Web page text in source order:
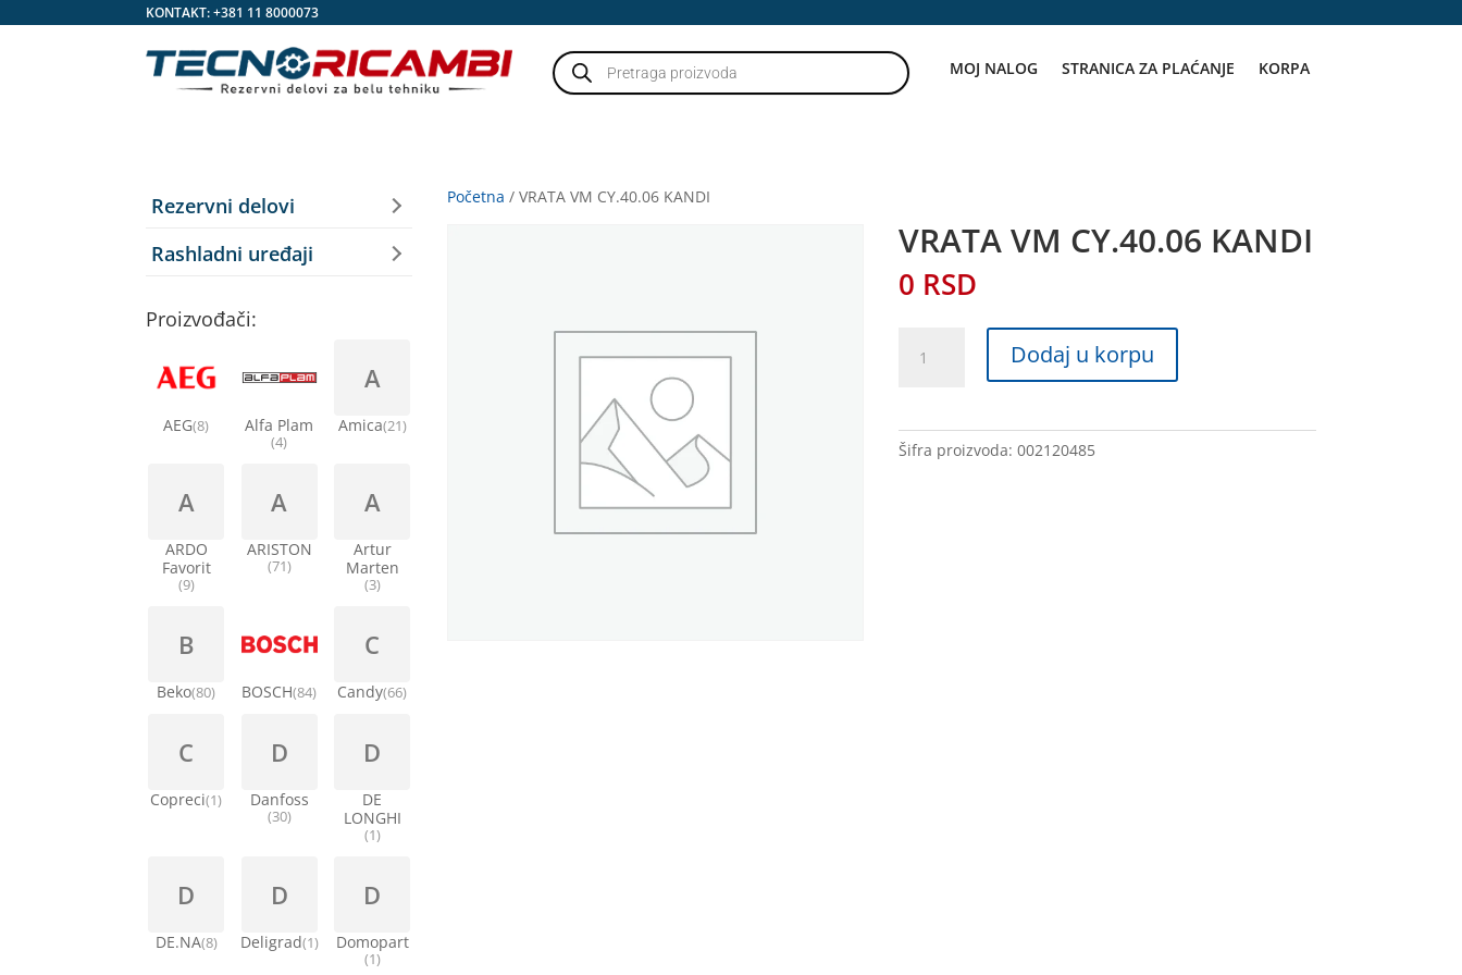
KONTAKT:+381 11 8000073
Products
search MOJ NALOG STRANICA ZA PLAĆANJE KORPA
Početna / VRATA VM CY.40.06 KANDI
VRATA VM CY.40.06 KANDI
0 RSD
količina
Dodaj u korpu
Šifra proizvoda:002120485
Rezervni delovi
Rashladni uređaji
Proizvođači:
AEG(8) Alfa Plam
(4)
A
Amica(21)
A
ARDO
Favorit
(9)
A
ARISTON
(71)
A
Artur
Marten
(3)
B
Beko(80) BOSCH(84)
C
Candy(66)
C
Copreci(1)
D
Danfoss
(30)
D
DE
LONGHI
(1)
D
DE.NA(8)
D
Deligrad(1)
D
Domopart
(1)